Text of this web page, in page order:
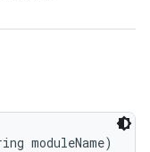
moduleName)